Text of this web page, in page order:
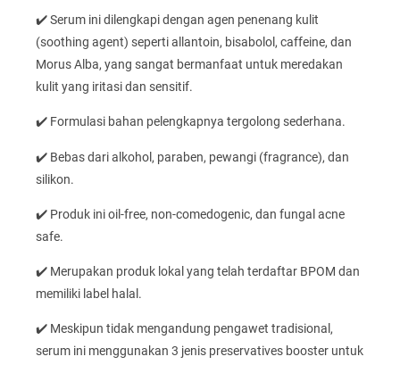
✔️ Serum ini dilengkapi dengan agen penenang kulit
(soothing agent) seperti allantoin, bisabolol, caffeine, dan
Morus Alba, yang sangat bermanfaat untuk meredakan
kulit yang iritasi dan sensitif.
✔️ Formulasi bahan pelengkapnya tergolong sederhana.
✔️ Bebas dari alkohol, paraben, pewangi (fragrance), dan
silikon.
✔️ Produk ini oil-free, non-comedogenic, dan fungal acne
safe.
✔️ Merupakan produk lokal yang telah terdaftar BPOM dan
memiliki label halal.
✔️ Meskipun tidak mengandung pengawet tradisional,
serum ini menggunakan 3 jenis preservatives booster untuk